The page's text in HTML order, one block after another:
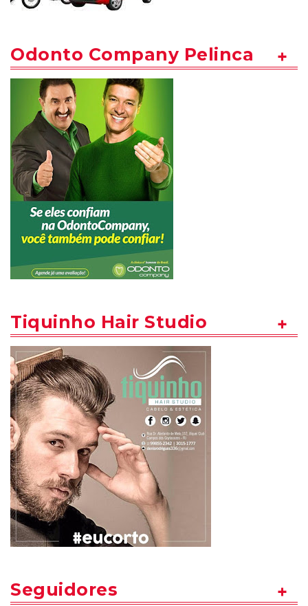
Odonto Company Pelinca
Tiquinho Hair Studio
Seguidores